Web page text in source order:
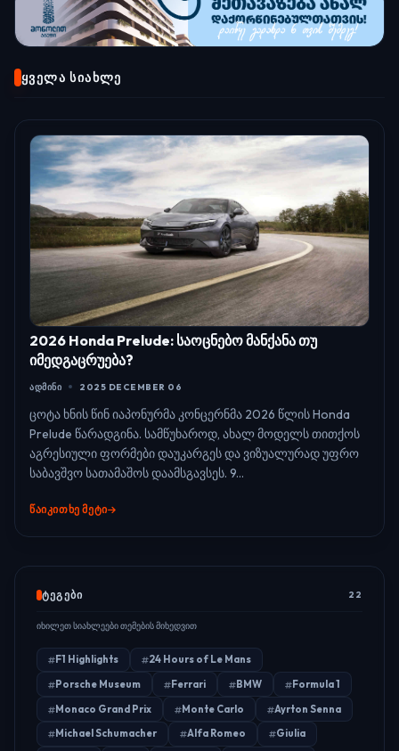
ᲧᲕᲔᲚᲐ ᲡᲘᲐᲮᲚᲔ
2026 Honda Prelude: საოცნებო მანქანა თუ
იმედგაცრუება?
ᲐᲓᲛᲘᲜᲘ 2025 DECEMBER 06
ცოტა ხნის წინ იაპონურმა კონცერნმა 2026 წლის Honda
Prelude წარადგინა. სამწუხაროდ, ახალ მოდელს თითქოს
აგრესიული ფორმები დაუკარგეს და ვიზუალურად უფრო
საბავშვო სათამაშოს დაამსგავსეს. 9...
ᲬᲐᲘᲙᲘᲗᲮᲔ ᲛᲔᲢᲘ
ᲢᲔᲒᲔᲑᲘ 22
იხილეთ სიახლეები თემების მიხედვით
F1 Highlights
24 Hours of Le Mans
Porsche Museum
Ferrari BMW
Formula 1
Monaco Grand Prix
Monte Carlo
Ayrton Senna
Michael Schumacher
Alfa Romeo
Giulia